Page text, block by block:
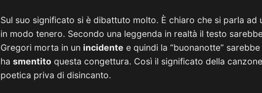
Sul suo significato si è dibattuto molto. È chiaro che si parla ad
in modo tenero. Secondo una leggenda in realtà il testo
Gregori morta in un incidente e quindi la “buonanotte”
ha smentito questa congettura. Così il significato della
poetica priva di disincanto.